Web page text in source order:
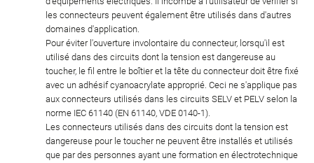
les connecteurs peuvent également être utilisés dans d'autres
domaines d'application.
Pour éviter l'ouverture involontaire du connecteur, lorsqu'il est
utilisé dans des circuits dont la tension est dangereuse au
toucher, le fil entre le boîtier et la tête du connecteur doit être fixé
avec un adhésif cyanoacrylate approprié. Ceci ne s'applique pas
aux connecteurs utilisés dans les circuits SELV et PELV selon la
norme IEC 61140 (EN 61140, VDE 0140-1).
Les connecteurs utilisés dans des circuits dont la tension est
dangereuse pour le toucher ne peuvent être installés et utilisés
que par des personnes ayant une formation en électrotechnique